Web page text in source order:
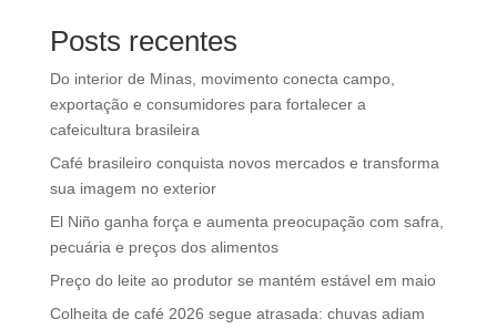
Posts recentes
Do interior de Minas, movimento conecta campo,
exportação e consumidores para fortalecer a
cafeicultura brasileira
Café brasileiro conquista novos mercados e transforma
sua imagem no exterior
El Niño ganha força e aumenta preocupação com safra,
pecuária e preços dos alimentos
Preço do leite ao produtor se mantém estável em maio
Colheita de café 2026 segue atrasada: chuvas adiam